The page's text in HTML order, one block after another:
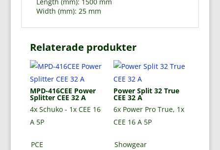
Width (mm): 25 mm
Relaterade produkter
MPD-416CEE Power
Splitter CEE 32 A
4x Schuko - 1x CEE 16
A 5P
PCE
Power Split 32 True
CEE 32 A
6x Power Pro True, 1x
CEE 16 A 5P
Showgear